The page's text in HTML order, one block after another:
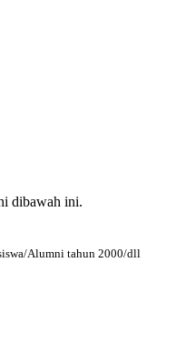
dibawah ini.
Alumni tahun 2000/dll